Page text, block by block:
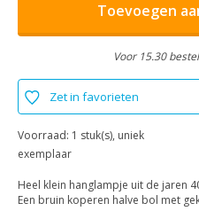
Toevoegen
Voor 15.30
Zet in favorieten
Voorraad: 1 stuk(s), uniek
exemplaar
Heel klein hanglampje uit de jaren
Een bruin koperen halve bol met